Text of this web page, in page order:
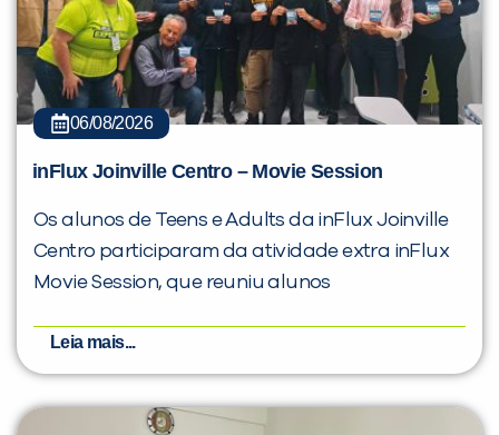
06/08/2026
inFlux Joinville Centro – Movie Session
Os alunos de Teens e Adults da inFlux Joinville
Centro participaram da atividade extra inFlux
Movie Session, que reuniu alunos
Leia mais...